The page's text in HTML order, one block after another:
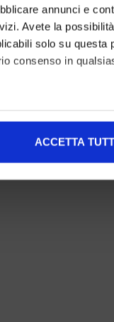
annunci e
Avete la
solo su questa
consenso in
specifiche
i nostri partner che si
che ha
ACCETTA